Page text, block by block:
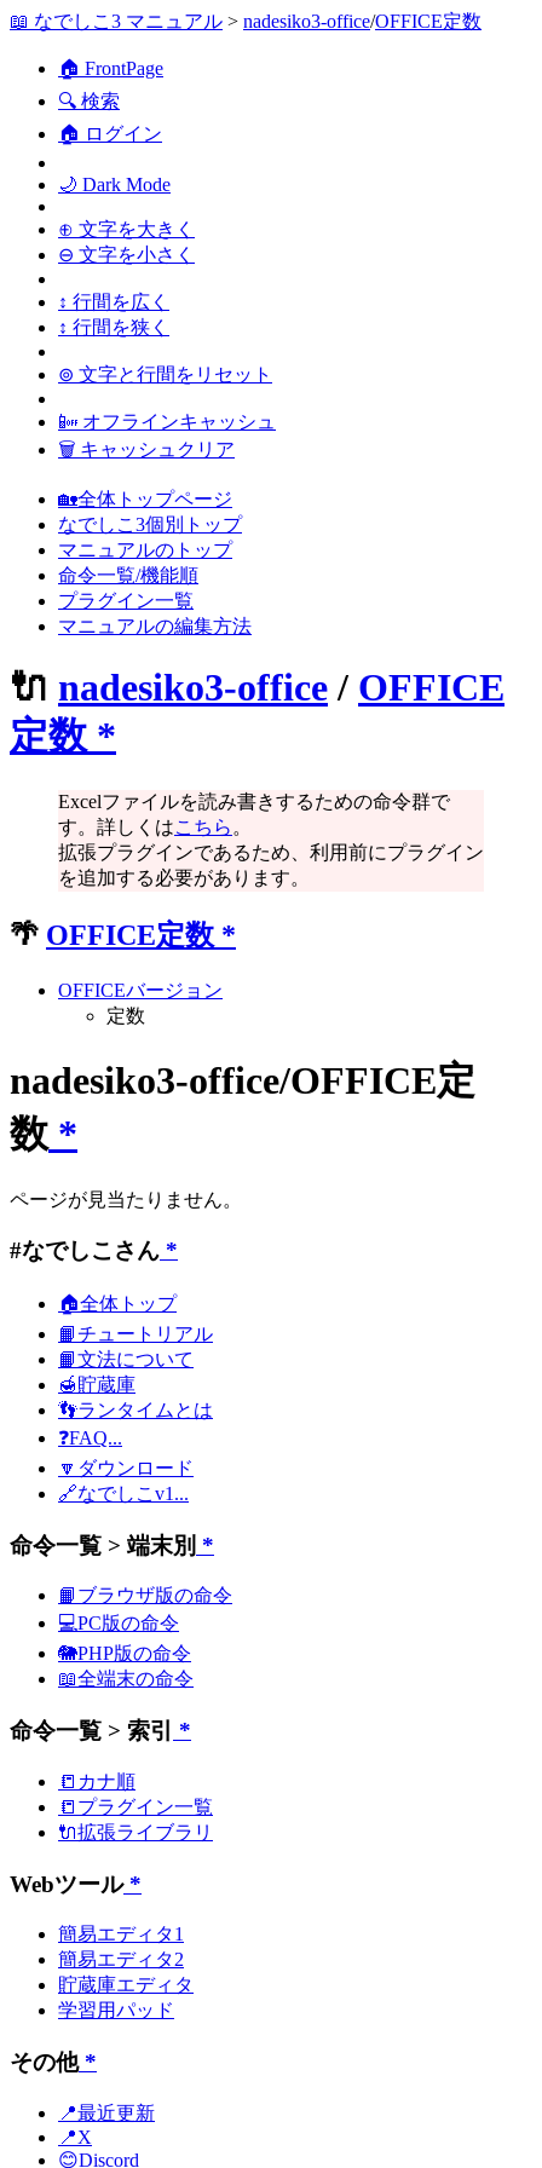
📖 なでしこ3 マニュアル > nadesiko3-office/OFFICE定数
🏠 FrontPage
🔍 検索
🏠 ログイン
🌙 Dark Mode
⊕ 文字を大きく
⊖ 文字を小さく
↕ 行間を広く
↕ 行間を狭く
⊚ 文字と行間をリセット
📴 オフラインキャッシュ
🗑 キャッシュクリア
🏡全体トップページ
なでしこ3個別トップ
マニュアルのトップ
命令一覧/機能順
プラグイン一覧
マニュアルの編集方法
🔌 nadesiko3-office/ OFFICE
定数 *
Excelファイルを読み書きするための命令群で
す。詳しくはこちら 。
拡張プラグインであるため、利用前にプラグイン
を追加する必要があります。
🌴 OFFICE定数 *
OFFICEバージョン
定数
nadesiko3-office/OFFICE定
数 *
ページが見当たりません。
#なでしこさん *
🏠全体トップ
📙チュートリアル
📙文法について
🍯貯蔵庫
👣ランタイムとは
❓FAQ...
🔽ダウンロード
🔗なでしこv1...
命令一覧 > 端末別 *
📙ブラウザ版の命令
💻PC版の命令
🐘PHP版の命令
📖全端末の命令
命令一覧 > 索引 *
📒カナ順
📒プラグイン一覧
🔌拡張ライブラリ
Webツール*
簡易エディタ1
簡易エディタ2
貯蔵庫エディタ
学習用パッド
その他*
📍最近更新
📍X
😊Discord